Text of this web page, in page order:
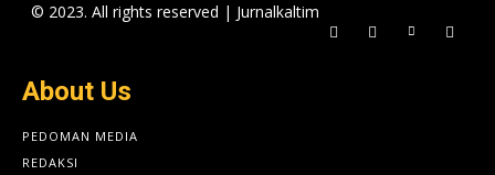
© 2023. All rights reserved | Jurnalkaltim
About Us
PEDOMAN MEDIA
REDAKSI